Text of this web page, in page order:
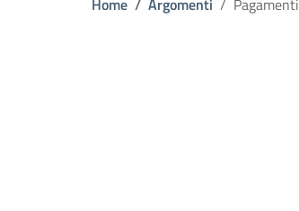
Home Argomenti Pagamenti